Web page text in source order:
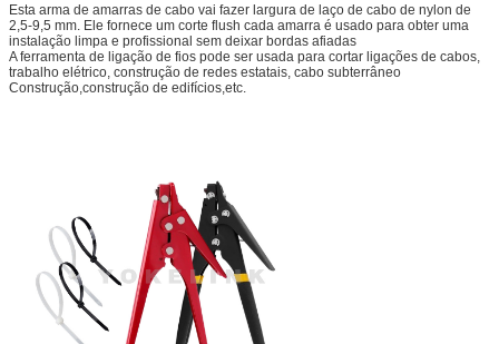
Esta arma de amarras de cabo vai fazer largura de laço de cabo de nylon de
2,5-9,5 mm. Ele fornece um corte flush cada amarra é usado para obter uma
instalação limpa e profissional sem deixar bordas afiadas
A ferramenta de ligação de fios pode ser usada para cortar ligações de cabos,
trabalho elétrico, construção de redes estatais, cabo subterrâneo
Construção,construção de edifícios,etc.